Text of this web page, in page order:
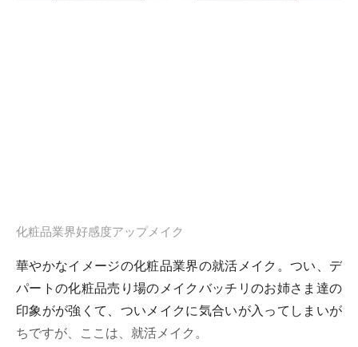
化粧品業界好感度アップメイク
華やかなイメージの化粧品業界の就活メイク。つい、デ
パートの化粧品売り場のメイクバッチリのお姉さま達の
印象がが強くて、ついメイクに気合いが入ってしまいが
ちですが、ここは、就活メイク。